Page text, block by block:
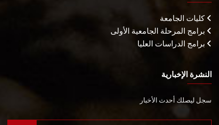
كليات الجامعة
برامج المرحلة الجامعية الأولى
برامج الدراسات العليا
النشرة الإخبارية
سجل ليصلك أحدث الأخبار